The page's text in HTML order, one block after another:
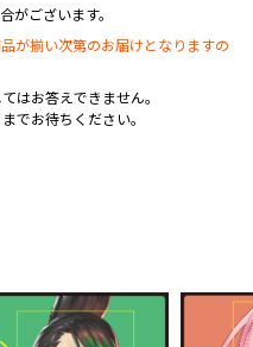
がございます。
が揃い次第のお届けとなりますの
はお答えできません。
でお待ちください。